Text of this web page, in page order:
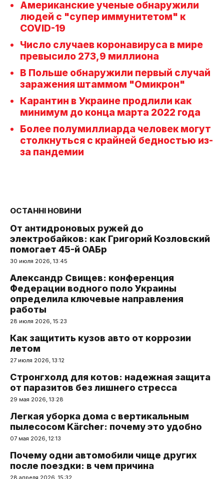
Американские ученые обнаружили
людей с "супер иммунитетом" к
COVID-19
Число случаев коронавируса в мире
превысило 273,9 миллиона
В Польше обнаружили первый случай
заражения штаммом "Омикрон"
Карантин в Украине продлили как
минимум до конца марта 2022 года
Более полумиллиарда человек могут
столкнуться с крайней бедностью из-
за пандемии
ОСТАННІ НОВИНИ
От антидроновых ружей до
электробайков: как Григорий Козловский
помогает 45-й ОАБр
30 июля 2026, 13:45
Александр Свищев: конференция
Федерации водного поло Украины
определила ключевые направления
работы
28 июля 2026, 15:23
Как защитить кузов авто от коррозии
летом
27 июля 2026, 13:12
Стронгхолд для котов: надежная защита
от паразитов без лишнего стресса
29 мая 2026, 13:28
Легкая уборка дома с вертикальным
пылесосом Kärcher: почему это удобно
07 мая 2026, 12:13
Почему одни автомобили чище других
после поездки: в чем причина
28 апреля 2026, 15:32